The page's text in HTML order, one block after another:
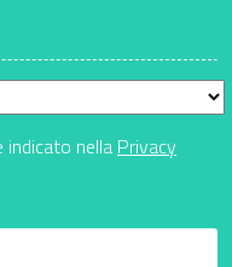
nella Privacy